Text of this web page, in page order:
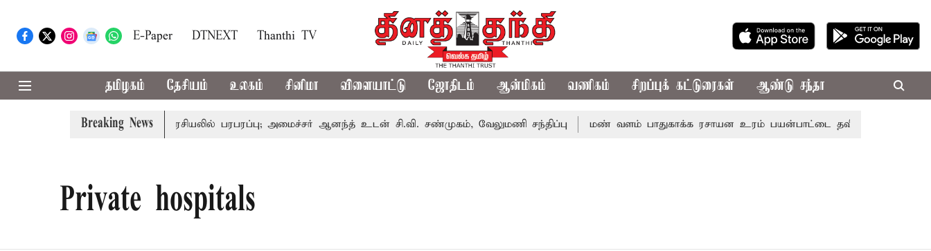
E-Paper DTNEXT Thanthi TV
தமிழகம் தேசியம் உலகம் சினிமா விளையாட்டு ஜோதிடம் ஆன்மிகம் வணிகம் சிறப்புக் கட்டுரைகள் ஆண்டு சந்தா
Breaking News
அமைச்சர் விஜய் தமிழக அரசியலில் பரபரப்பு; அமைச்சர் ஆனந்த் உடன் சி.வி. சண்முகம், வேலுமணி சந்திப்பு மண் வளம் பாதுகாக்க ரசாயன உரம் பயன்பாட்டை தவிர்க்க வேண்டும்:
Private hospitals